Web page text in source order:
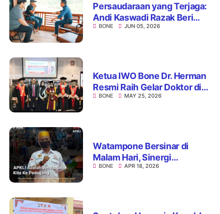
Persaudaraan yang Terjaga:
Andi Kaswadi Razak Beri
Ucapan dan Doa di Hari
BONE JUN 05, 2026
Ketua IWO Bone Dr. Herman
Resmi Raih Gelar Doktor di
Unhas
BONE MAY 25, 2026
Watampone Bersinar di
Malam Hari, Sinergi
Pemerintah dan UMKM
BONE APR 18, 2026